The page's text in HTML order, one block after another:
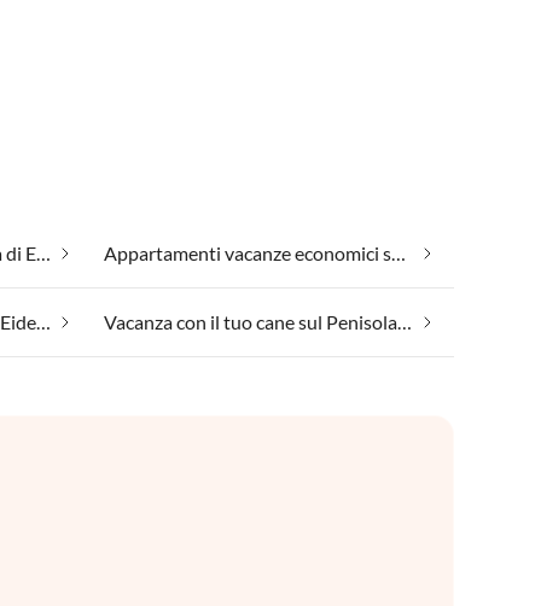
Adatto per allergici sul Penisola di Eiderstedt Appartamenti vacanze economici sul Penisola di Eiderstedt
Vacanza al mare sul Penisola di Eiderstedt Vacanza con il tuo cane sul Penisola di Eiderstedt